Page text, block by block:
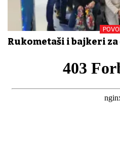
Rukometaši i bajkeri za